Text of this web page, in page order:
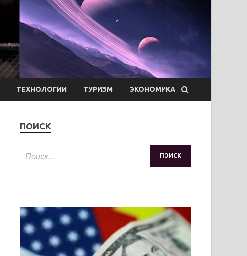
ТЕХНОЛОГИИ ТУРИЗМ ЭКОНОМИКА
ПОИСК